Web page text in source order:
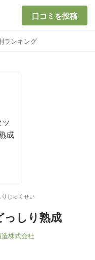
口コミを投稿
ランキング
じゅくせい
しり熟成
造株式会社